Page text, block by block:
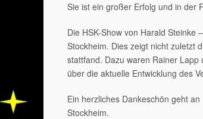
Sie ist ein großer Erfolg und in der
Die HSK-Show von Harald Steinke
Stockheim. Dies zeigt nicht zuletzt
stattfand. Dazu waren Rainer
über die aktuelle Entwicklung des
Ein herzliches Dankeschön geht
Stockheim.